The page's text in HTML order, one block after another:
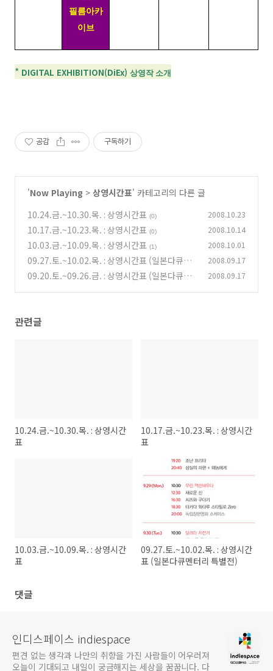
필름아카
이브
* DIGITAL EXHIBITION(DiEx) 상영작 소개
공감 구독하기
'Now Playing > 상영시간표' 카테고리의 다른 글
10.24.금.~10.30.목. : 상영시간표 (0) 2008.10.23
10.17.금.~10.23.목. : 상영시간표 (0) 2008.10.14
10.03.금.~10.09.목. : 상영시간표 (1) 2008.10.01
09.27.토.~10.02.목. : 상영시간표 (일본다큐멘
터리 특별전)
(0)
2008.09.17
09.20.토.~09.26.금. : 상영시간표 (일본다큐멘
2008.09.17
관련글
10.24.금.~10.30.목. : 상영시간
표
10.17.금.~10.23.목. : 상영시간
표
10.03.금.~10.09.목. : 상영시간
표
09.27.토.~10.02.목. : 상영시간
표 (일본다큐멘터리 특별전)
댓글
인디스페이스 indiespace
편견 없는 생각과 나만의 취향을 가진 사람들이 어우러져
오늘이 기대되고 내일이 궁금해지는 세상을 꿈꿉니다. 다